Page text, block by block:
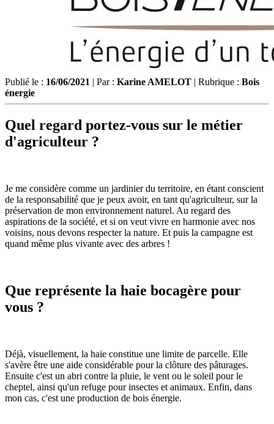
Publié le : 16/06/2021 | Par : Karine AMELOT | Rubrique : Bois
énergie
Quel regard portez-vous sur le métier
d'agriculteur ?
Je me considère comme un jardinier du territoire, en étant conscient
de la responsabilité que je peux avoir, en tant qu'agriculteur, sur la
préservation de mon environnement naturel. Au regard des
aspirations de la société, et si on veut vivre en harmonie avec nos
voisins, nous devons respecter la nature. Et puis la campagne est
quand même plus vivante avec des arbres !
Que représente la haie bocagère pour
vous ?
Déjà, visuellement, la haie constitue une limite de parcelle. Elle
s'avère être une aide considérable pour la clôture des pâturages.
Ensuite c'est un abri contre la pluie, le vent ou le soleil pour le
cheptel, ainsi qu'un refuge pour insectes et animaux. Enfin, dans
mon cas, c'est une production de bois énergie.